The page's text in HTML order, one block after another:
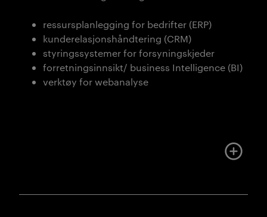
ressursplanlegging for bedrifter (ERP)
kunderelasjonshåndtering (CRM)
styringssystemer for forsyningskjeder
forretningsinnsikt/ business Intelligence (BI)
verktøy for webanalyse
Mer om